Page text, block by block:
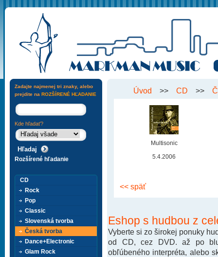
Úvod >> CD >>
Multisonic
5.4.2006
<< späť
Eshop s hudbou z
Vyberte si zo širokej ponuky
od CD, cez DVD. až po
obľúbeného interpréta, alebo
Zadajte najmenej tri znaky, alebo
prejdite na ROZŠÍRENÉ HĽADANIE
Kde hľadať?
Rozšírené hľadanie
CD
Rock
Pop
Classic
Slovenská tvorba
Česká tvorba
Dance+Electronic
Glam Rock